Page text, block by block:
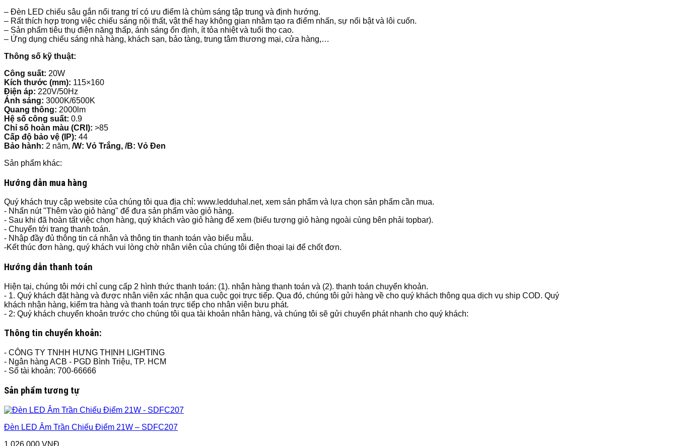
– Đèn LED chiếu sâu gắn nổi trang trí có ưu điểm là chùm sáng tập trung và định hướng.
– Rất thích hợp trong việc chiếu sáng nội thất, vật thể hay không gian nhằm tạo ra điểm nhấn, sự nổi bật và lôi cuốn.
– Sản phẩm tiêu thụ điện năng thấp, ánh sáng ổn định, ít tỏa nhiệt và tuổi thọ cao.
– Ứng dụng chiếu sáng nhà hàng, khách sạn, bảo tàng, trung tâm thương mại, cửa hàng,…
Thông số kỹ thuật:
Công suất: 20W
Kích thước (mm): 115×160
Điện áp: 220V/50Hz
Ánh sáng: 3000K/6500K
Quang thông: 2000lm
Hệ số công suất: 0.9
Chỉ số hoàn màu (CRI): >85
Cấp độ bảo vệ (IP): 44
Bảo hành: 2 năm, /W: Vỏ Trắng, /B: Vỏ Đen
Sản phẩm khác:
Hướng dẫn mua hàng
Quý khách truy cập website của chúng tôi qua địa chỉ: www.ledduhal.net, xem sản phẩm và lựa chọn sản phẩm cần mua.
- Nhấn nút "Thêm vào giỏ hàng" để đưa sản phẩm vào giỏ hàng.
- Sau khi đã hoàn tất việc chọn hàng, quý khách vào giỏ hàng để xem (biểu tượng giỏ hàng ngoài cùng bên phải topbar).
- Chuyển tới trang thanh toán.
- Nhập đầy đủ thông tin cá nhân và thông tin thanh toán vào biểu mẫu.
-Kết thúc đơn hàng, quý khách vui lòng chờ nhân viên của chúng tôi điện thoại lại để chốt đơn.
Hướng dẫn thanh toán
Hiện tại, chúng tôi mới chỉ cung cấp 2 hình thức thanh toán: (1). nhận hàng thanh toán và (2). thanh toán chuyển khoản.
- 1. Quý khách đặt hàng và được nhân viên xác nhận qua cuộc gọi trực tiếp. Qua đó, chúng tôi gửi hàng về cho quý khách thông qua dịch vụ ship COD. Quý
khách nhận hàng, kiểm tra hàng và thanh toán trực tiếp cho nhân viên bưu phát.
- 2: Quý khách chuyển khoản trước cho chúng tôi qua tài khoản nhân hàng, và chúng tôi sẽ gửi chuyển phát nhanh cho quý khách:
Thông tin chuyển khoản:
- CÔNG TY TNHH HƯNG THỊNH LIGHTING
- Ngân hàng ACB - PGD Bình Triệu, TP. HCM
- Số tài khoản: 700-66666
Sản phẩm tương tự
Đèn LED Âm Trần Chiếu Điểm 21W – SDFC207
1,026,000 VNĐ